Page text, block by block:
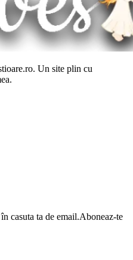
Un site plin cu
casuta ta de email.Aboneaz-te